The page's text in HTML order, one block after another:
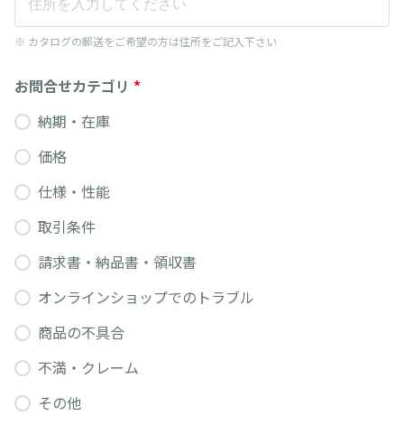
※ カタログの郵送をご希望の方は住所をご記入下さい
お問合せカテゴリ *
納期・在庫
価格
仕様・性能
取引条件
請求書・納品書・領収書
オンラインショップでのトラブル
商品の不具合
不満・クレーム
その他